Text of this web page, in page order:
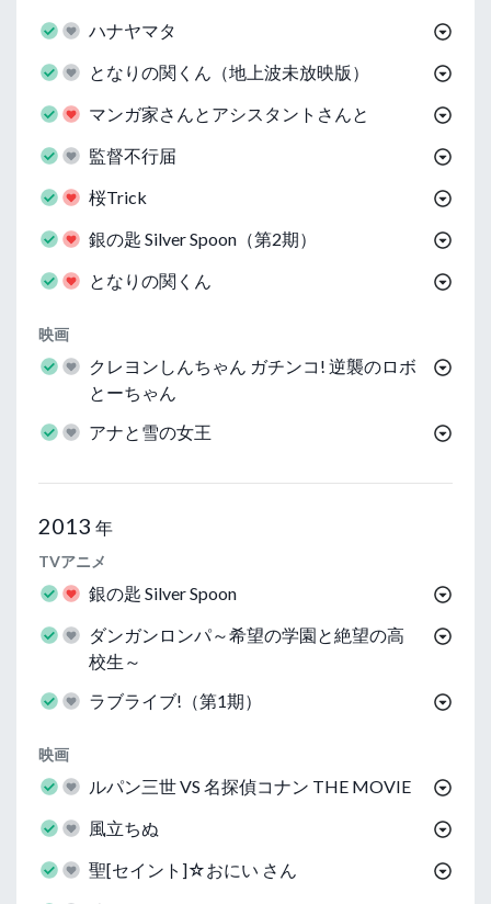
ハナヤマタ
となりの関くん（地上波未放映版）
マンガ家さんとアシスタントさんと
監督不行届
桜Trick
銀の匙 Silver Spoon（第2期）
となりの関くん
映画
クレヨンしんちゃん ガチンコ! 逆襲のロボ
とーちゃん
アナと雪の女王
2013 年
TVアニメ
銀の匙 Silver Spoon
ダンガンロンパ～希望の学園と絶望の高
校生～
ラブライブ!（第1期）
映画
ルパン三世 VS 名探偵コナン THE MOVIE
風立ちぬ
聖[セイント]☆おにい さん